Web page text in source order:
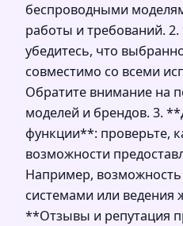
беспроводными
работы и требований.
убедитесь, что
совместимо со всеми
Обратите внимание на
моделей и брендов. 3.
функции**: проверьте,
возможности
Например, возможность
системами или ведения
**Отзывы и репутация